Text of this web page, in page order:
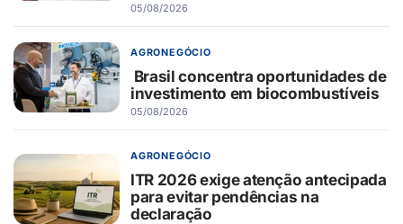
05/08/2026
AGRONEGÓCIO
Brasil concentra oportunidades de
investimento em biocombustíveis
05/08/2026
AGRONEGÓCIO
ITR 2026 exige atenção antecipada
para evitar pendências na
declaração